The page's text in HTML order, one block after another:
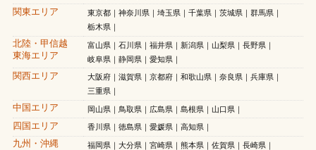
関東エリア 東京都 神奈川県 埼玉県 千葉県 茨城県
群馬県
栃木県
北陸・甲信越
東海エリア
富山県 石川県 福井県 新潟県 山梨県
長野県
岐阜県
静岡県 愛知県
関西エリア 大阪府 滋賀県 京都府 和歌山県 奈良県
兵庫県
三重県
中国エリア 岡山県 鳥取県 広島県 島根県 山口県
四国エリア 香川県 徳島県 愛媛県 高知県
九州・沖縄
福岡県 大分県 宮崎県 熊本県 佐賀県
長崎県